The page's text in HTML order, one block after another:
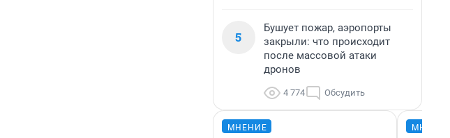
5
Бушует пожар, аэропорты
закрыли: что происходит
после массовой атаки
дронов
4 774 Обсудить
МНЕНИЕ